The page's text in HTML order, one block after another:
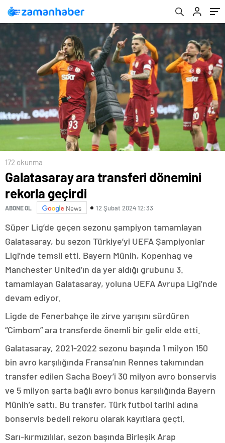
172 okunma
Galatasaray ara transferi dönemini
rekorla geçirdi
ABONE OL News 12 Şubat 2024 12:33
Süper Lig’de geçen sezonu şampiyon tamamlayan
Galatasaray, bu sezon Türkiye’yi UEFA Şampiyonlar
Ligi’nde temsil etti. Bayern Münih, Kopenhag ve
Manchester United’ın da yer aldığı grubunu 3.
tamamlayan Galatasaray, yoluna UEFA Avrupa Ligi’nde
devam ediyor.
Ligde de Fenerbahçe ile zirve yarışını sürdüren
“Cimbom” ara transferde önemli bir gelir elde etti.
Galatasaray, 2021-2022 sezonu başında 1 milyon 150
bin avro karşılığında Fransa’nın Rennes takımından
transfer edilen Sacha Boey’i 30 milyon avro bonservis
ve 5 milyon şarta bağlı avro bonus karşılığında Bayern
Münih’e sattı. Bu transfer, Türk futbol tarihi adına
bonservis bedeli rekoru olarak kayıtlara geçti.
Sarı-kırmızılılar, sezon başında Birleşik Arap